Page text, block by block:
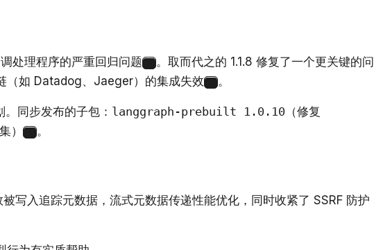
处理程序的严重回归问题
。取而代之的 1.1.8 修复了一个更关键的问
（如 Datadog、Jaeger）的集成失效 。
同步发布的子包： langgraph-prebuilt 1.0.10 （修复
） 。
入追踪元数据，流式元数据传递性能优化，同时收紧了 SSRF 防护